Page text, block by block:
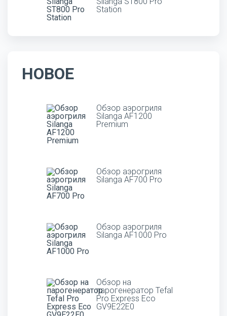
Station
НОВОЕ
Обзор аэрогриля
Silanga AF1200
Premium
Обзор аэрогриля
Silanga AF700 Pro
Обзор аэрогриля
Silanga AF1000 Pro
Обзор на
парогенератор Tefal
Pro Express Eco
GV9E22E0